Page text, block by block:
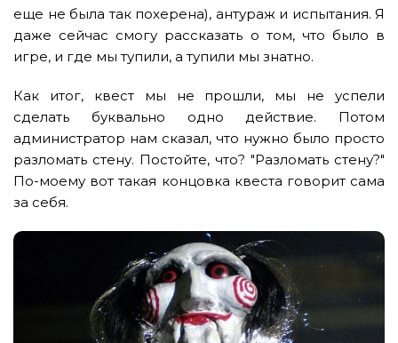
еще не была так похерена), антураж и испытания. Я
даже сейчас смогу рассказать о том, что было в
игре, и где мы тупили, а тупили мы знатно.
Как итог, квест мы не прошли, мы не успели
сделать буквально одно действие. Потом
администратор нам сказал, что нужно было просто
разломать стену. Постойте, что? "Разломать стену?"
По-моему вот такая концовка квеста говорит сама
за себя.